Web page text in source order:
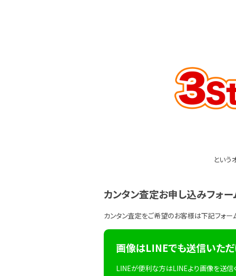
という
カンタン査定お申し込みフォー
カンタン査定をご希望のお客様は下記フォ
画像はLINEでも送信いただ
LINEが便利な方はLINEより画像を送信